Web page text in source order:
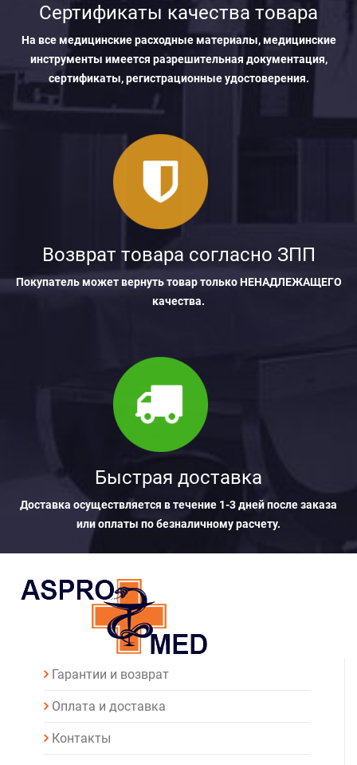
Сертификаты качества товара
На все медицинские расходные материалы, медицинские
инструменты имеется разрешительная документация,
сертификаты, регистрационные удостоверения.
Возврат товара согласно ЗПП
Покупатель может вернуть товар только НЕНАДЛЕЖАЩЕГО
качества.
Быстрая доставка
Доставка осуществляется в течение 1-3 дней после заказа
или оплаты по безналичному расчету.
Гарантии и возврат
Оплата и доставка
Контакты